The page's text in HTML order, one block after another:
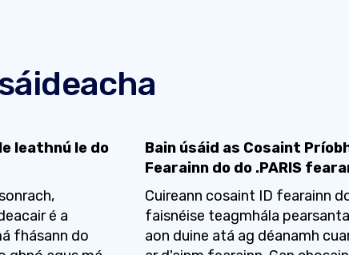
leathnú le do
é a
fhásann do
Bain úsáid as Cosaint
Fearainn do do .PARIS
Cuireann cosaint ID fearainn
faisnéise teagmhála
aon duine atá ag déanamh